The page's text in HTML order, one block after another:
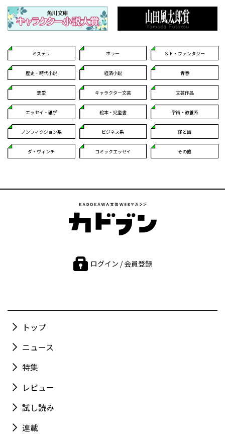
ミステリ ホラー ＳＦ・ファンタジー
歴史・時代小説 経済小説 青春
恋愛 キャラクター文芸 文芸作品
エッセイ・雑学 絵本・児童書 学術・教養系
ノンフィクション系 ビジネス系 怪と幽
ダ・ヴィンチ コミックエッセイ その他
ログイン / 会員登録
トップ
ニュース
特集
レビュー
試し読み
連載